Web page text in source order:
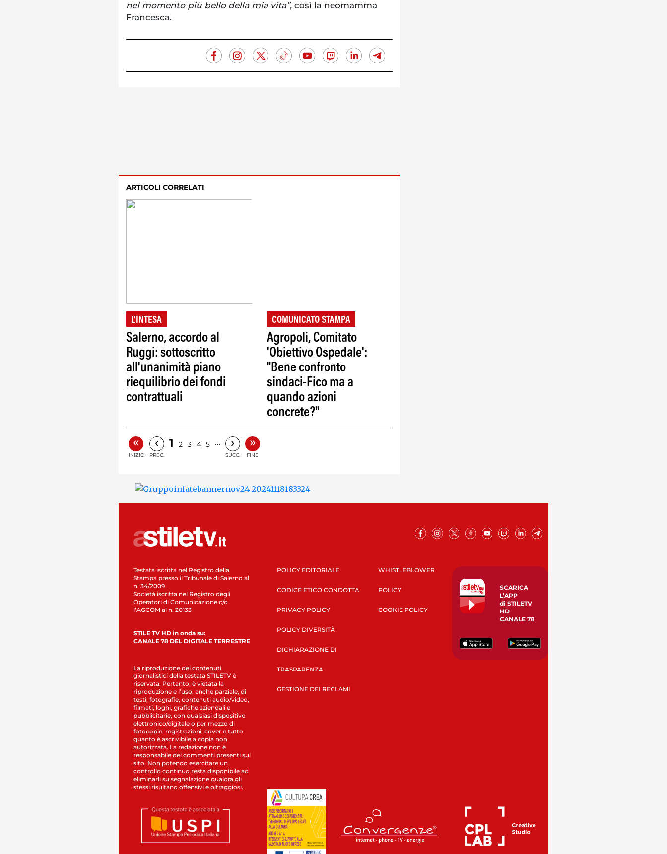
nel momento più bello della mia vita”, così la neomamma
Francesca.
ARTICOLI CORRELATI
L'INTESA
Salerno, accordo al
Ruggi: sottoscritto
all'unanimità piano
riequilibrio dei fondi
contrattuali
COMUNICATO STAMPA
Agropoli, Comitato
'Obiettivo Ospedale':
"Bene confronto
sindaci-Fico ma a
quando azioni
concrete?"
«
INIZIO
‹
PREC.
1 2 3 4 5 … ›
SUCC.
»
FINE
Testata iscritta nel Registro della
Stampa presso il Tribunale di Salerno al
n. 34/2009
Società iscritta nel Registro degli
Operatori di Comunicazione c/o
l’AGCOM al n. 20133
STILE TV HD in onda su:
CANALE 78 DEL DIGITALE TERRESTRE
La riproduzione dei contenuti
giornalistici della testata STILETV è
riservata. Pertanto, è vietata la
riproduzione e l’uso, anche parziale, di
testi, fotografie, contenuti audio/video,
filmati, loghi, grafiche aziendali e
pubblicitarie, con qualsiasi dispositivo
elettronico/digitale o per mezzo di
fotocopie, registrazioni, cover e tutto
quanto è ascrivibile a copia non
autorizzata. La redazione non è
responsabile dei commenti presenti sul
sito. Non potendo esercitare un
controllo continuo resta disponibile ad
eliminarli su segnalazione qualora gli
stessi risultano offensivi e oltraggiosi.
POLICY EDITORIALE
CODICE ETICO CONDOTTA
PRIVACY POLICY
POLICY DIVERSITÀ
DICHIARAZIONE DI
TRASPARENZA
GESTIONE DEI RECLAMI
WHISTLEBLOWER
POLICY
COOKIE POLICY
SCARICA
L’APP
di STILETV
HD
CANALE 78